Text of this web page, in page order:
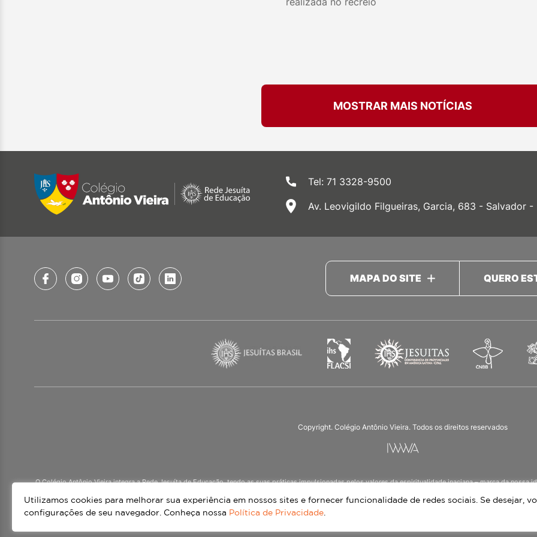
MOSTRAR MAIS NOTÍCIAS
Tel: 71 3328-9500
Av. Leovigildo Filgueiras, Garcia, 683 - Salvador -
MAPA DO SITE QUERO
Copyright. Colégio Antônio Vieira. Todos os direitos reservados
O Colégio Antônio Vieira integra a Rede Jesuíta de Educação, tendo as suas práticas impulsionadas pelos valores da espiritualidade inaciana – marca da nossa
Utilizamos cookies para melhorar sua experiência em nossos sites e fornecer funcionalidade de redes sociais. Se desejar,
configurações de seu navegador. Conheça nossa Política de Privacidade